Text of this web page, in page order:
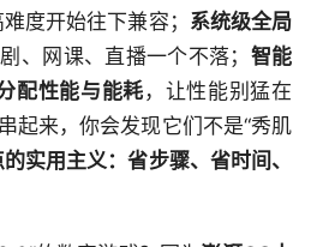
度开始往下兼容； 系统级全局
、网课、直播一个不落； 智能
配性能与能耗 ，让性能别猛在
起来，你会发现它们不是“秀肌
实用主义：省步骤、省时间、